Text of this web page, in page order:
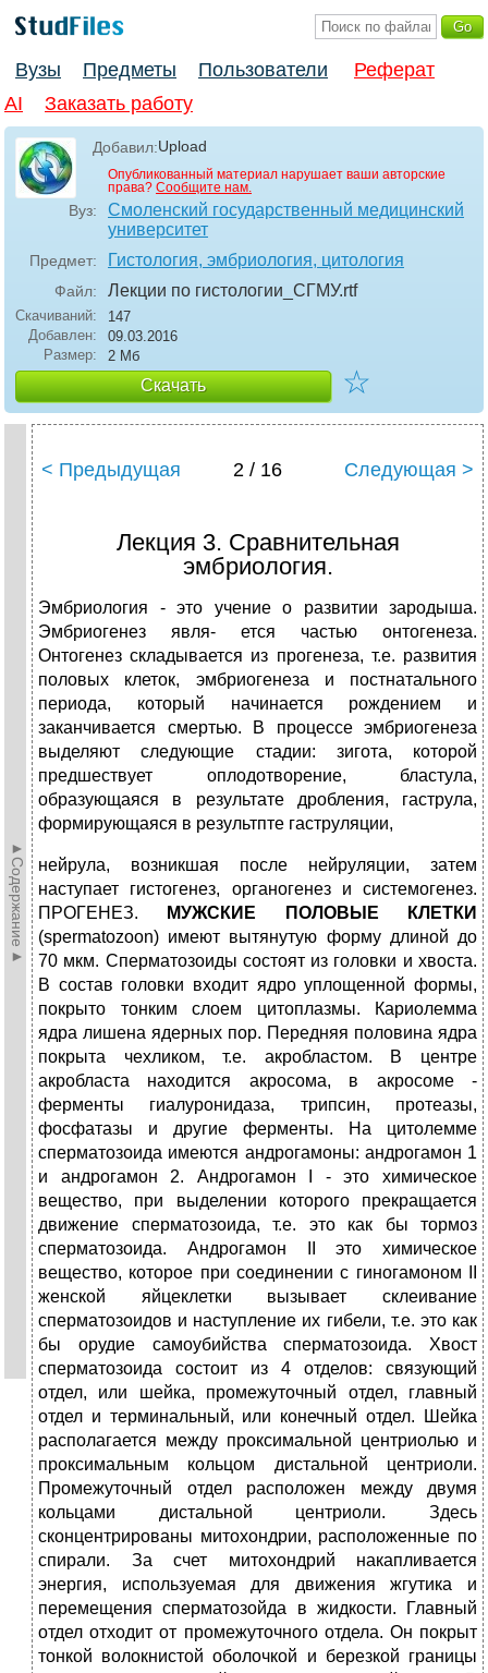
Вузы Предметы Пользователи
Реферат
AI
Заказать работу
Добавил:Upload
Опубликованный материал нарушает ваши авторские
права? Сообщите нам.
Вуз:
Смоленский государственный медицинский
университет
Предмет: Гистология, эмбриология, цитология
Файл: Лекции по гистологии_СГМУ.rtf
Скачиваний:
147
Добавлен:
09.03.2016
Размер:
2 Мб
Скачать ☆
►Содержание►
< Предыдущая 2 / 16 Следующая >
Лекция 3. Сравнительная
эмбриология.
Эмбриология - это учение о развитии зародыша.
Эмбриогенез явля- ется частью онтогенеза.
Онтогенез складывается из прогенеза, т.е. развития
половых клеток, эмбриогенеза и постнатального
периода, который начинается рождением и
заканчивается смертью. В процессе эмбриогенеза
выделяют следующие стадии: зигота, которой
предшествует оплодотворение, бластула,
образующаяся в результате дробления, гаструла,
формирующаяся в результпте гаструляции,
нейрула, возникшая после нейруляции, затем
наступает гистогенез, органогенез и системогенез.
ПРОГЕНЕЗ.
МУЖСКИЕ
ПОЛОВЫЕ КЛЕТКИ
(spermatozoon) имеют вытянутую форму длиной до
70 мкм. Сперматозоиды состоят из головки и хвоста.
В состав головки входит ядро уплощенной формы,
покрыто тонким слоем цитоплазмы. Кариолемма
ядра лишена ядерных пор. Передняя половина ядра
покрыта чехликом, т.е. акробластом. В центре
акробласта находится акросома, в акросоме -
ферменты гиалуронидаза, трипсин, протеазы,
фосфатазы и другие ферменты. На цитолемме
сперматозоида имеются андрогамоны: андрогамон 1
и андрогамон 2. Андрогамон I - это химическое
вещество, при выделении которого прекращается
движение сперматозоида, т.е. это как бы тормоз
сперматозоида. Андрогамон II это химическое
вещество, которое при соединении с гиногамоном II
женской яйцеклетки вызывает склеивание
сперматозоидов и наступление их гибели, т.е. это как
бы орудие самоубийства сперматозоида. Хвост
сперматозоида состоит из 4 отделов: связующий
отдел, или шейка, промежуточный отдел, главный
отдел и терминальный, или конечный отдел. Шейка
располагается между проксимальной центриолью и
проксимальным кольцом дистальной центриоли.
Промежуточный отдел расположен между двумя
кольцами дистальной центриоли. Здесь
сконцентрированы митохондрии, расположенные по
спирали. За счет митохондрий накапливается
энергия, используемая для движения жгутика и
перемещения сперматозойда в жидкости. Главный
отдел отходит от промежуточного отдела. Он покрыт
тонкой волокнистой оболочкой и березкой границы